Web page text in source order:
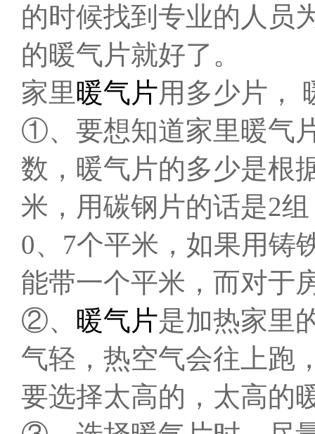
的时候找到专业的人员
的暖气片就好了。
家里暖气片用多少片，
①、要想知道家里暖气
数，暖气片的多少是根
米，用碳钢片的话是2
0、7个平米，如果用铸
能带一个平米，而对于
②、 暖气片是加热家里
气轻，热空气会往上跑
要选择太高的，太高的